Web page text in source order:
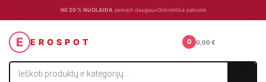
IKI 20 % NUOLAIDA perkant daugiau•Diskretiška pakuotė
E EROSPOT
Products
search
0 0,00 €